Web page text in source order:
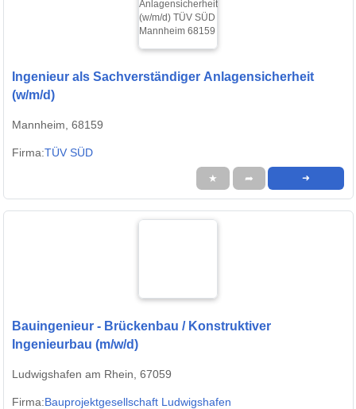
Ingenieur als Sachverständiger Anlagensicherheit
(w/m/d)
Mannheim, 68159
Firma:TÜV SÜD
★ ➦ ➜
Bauingenieur - Brückenbau / Konstruktiver
Ingenieurbau (m/w/d)
Ludwigshafen am Rhein, 67059
Firma:Bauprojektgesellschaft Ludwigshafen